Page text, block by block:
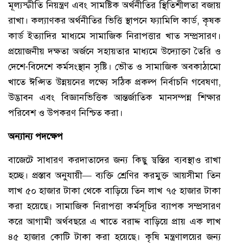
মূল্যস্ফীতি নিয়ন্ত্রণ এবং সামষ্টিক অর্থনীতির স্থিতিশীলতা বজায়
রাখা। কল্যাণকর অর্থনীতির ভিত্তি স্থাপনে ফ্যামিলি কার্ড, কৃষক
কার্ড ইত্যাদির মাধ্যমে সামাজিক নিরাপত্তার খাত সম্প্রসারণ।
প্রয়োজনীয় দক্ষতা অর্জনে সহায়তার মাধ্যমে উদ্যোক্তা তৈরি ও
দেশে-বিদেশে কর্মসংস্থান সৃষ্টি। ভৌত ও সামাজিক অবকাঠামো
খাতে ঈপ্সিত উন্নয়নের লক্ষ্যে সঠিক প্রকল্প নির্বাচনি গবেষণা,
উদ্ভাবন এবং বিজ্ঞানভিত্তিক আন্তর্জাতিক মানসম্পন্ন শিক্ষার
পরিবেশ ও উপকরণ নিশ্চিত করা।
অন্যান্য পদক্ষেপ
বাজেটে সাধারণ করদাতাদের জন্য কিছু স্বস্তির ব্যবস্থাও রাখা
হচ্ছে। প্রস্তাব অনুযায়ী— ব্যক্তি শ্রেণির করমুক্ত আয়সীমা তিন
লাখ ৫০ হাজার টাকা থেকে বাড়িয়ে তিন লাখ ৭৫ হাজার টাকা
করা হয়েছে। সামাজিক নিরাপত্তা কর্মসূচির ব্যাপক সম্প্রসারণ
করে আগামী অর্থবছরে এ খাতে বরাদ্দ বাড়িয়ে প্রায় এক লাখ
৪৫ হাজার কোটি টাকা করা হয়েছে। কৃষি মন্ত্রণালয়ের জন্য